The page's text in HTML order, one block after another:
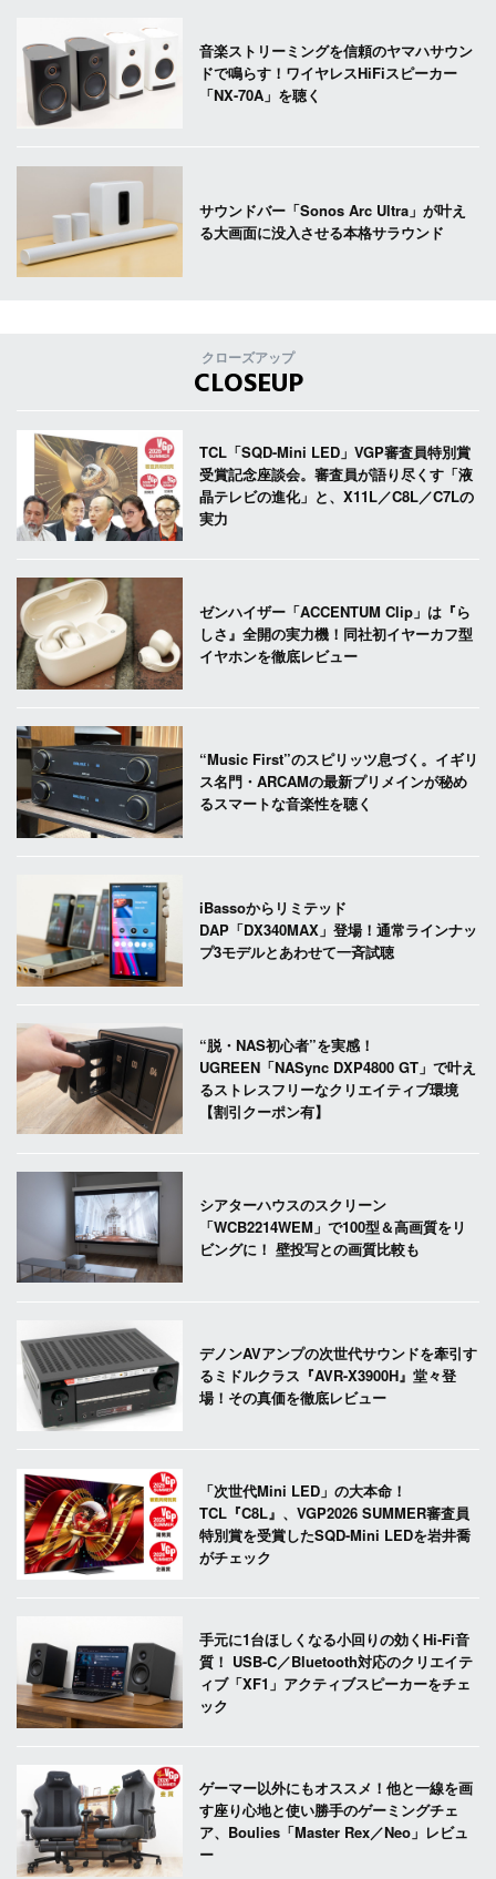
音楽ストリーミングを信頼のヤマハサウン
ドで鳴らす！ワイヤレスHiFiスピーカー
「NX-70A」を聴く
サウンドバー「Sonos Arc Ultra」が叶え
る大画面に没入させる本格サラウンド
クローズアップ
CLOSEUP
TCL「SQD-Mini LED」VGP審査員特別賞
受賞記念座談会。審査員が語り尽くす「液
晶テレビの進化」と、X11L／C8L／C7Lの
実力
ゼンハイザー「ACCENTUM Clip」は『ら
しさ』全開の実力機！同社初イヤーカフ型
イヤホンを徹底レビュー
“Music First”のスピリッツ息づく。イギリ
ス名門・ARCAMの最新プリメインが秘め
るスマートな音楽性を聴く
iBassoからリミテッド
DAP「DX340MAX」登場！通常ラインナッ
プ3モデルとあわせて一斉試聴
“脱・NAS初心者”を実感！
UGREEN「NASync DXP4800 GT」で叶え
るストレスフリーなクリエイティブ環境
【割引クーポン有】
シアターハウスのスクリーン
「WCB2214WEM」で100型＆高画質をリ
ビングに！ 壁投写との画質比較も
デノンAVアンプの次世代サウンドを牽引す
るミドルクラス『AVR-X3900H』堂々登
場！その真価を徹底レビュー
「次世代Mini LED」の大本命！
TCL『C8L』、VGP2026 SUMMER審査員
特別賞を受賞したSQD-Mini LEDを岩井喬
がチェック
手元に1台ほしくなる小回りの効くHi-Fi音
質！ USB-C／Bluetooth対応のクリエイテ
ィブ「XF1」アクティブスピーカーをチェ
ック
ゲーマー以外にもオススメ！他と一線を画
す座り心地と使い勝手のゲーミングチェ
ア、Boulies「Master Rex／Neo」レビュ
ー